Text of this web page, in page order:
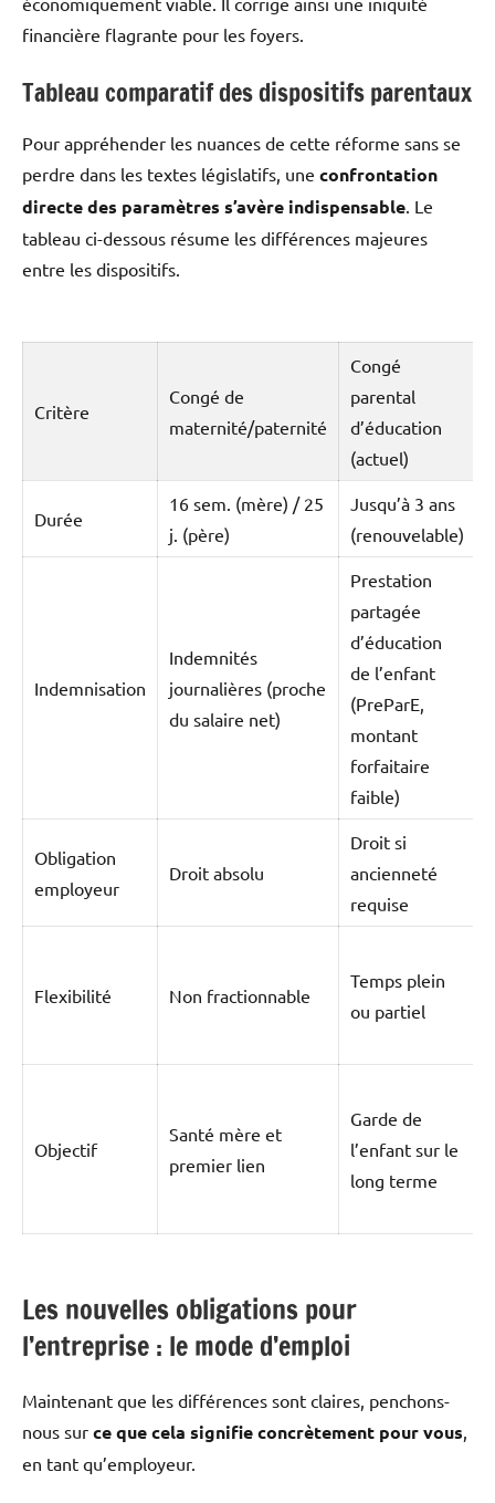
financière flagrante pour les foyers.
Tableau comparatif des dispositifs parentaux
Pour appréhender les nuances de cette réforme sans se
perdre dans les textes législatifs, une confrontation
directe des paramètres s’avère indispensable. Le
tableau ci-dessous résume les différences majeures
entre les dispositifs.
Critère
Congé de
maternité/paternité
Congé
parental
d’éducation
(actuel)
Durée
16 sem. (mère) / 25
j. (père)
Jusqu’à 3 ans
(renouvelable)
Indemnisation
Indemnités
journalières (proche
du salaire net)
Prestation
partagée
d’éducation
de l’enfant
(PreParE,
montant
forfaitaire
faible)
Obligation
employeur
Droit absolu
Droit si
ancienneté
requise
Flexibilité Non fractionnable
Temps plein
ou partiel
Objectif
Santé mère et
premier lien
Garde de
l’enfant sur le
long terme
Les nouvelles obligations pour
l’entreprise : le mode d’emploi
Maintenant que les différences sont claires, penchons-
nous sur ce que cela signifie concrètement pour vous,
en tant qu’employeur.